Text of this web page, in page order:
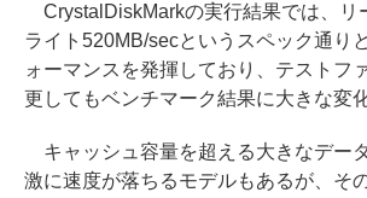
CrystalDiskMarkの実行結果では、リ
ライト520MB/secというスペック通り
ォーマンスを発揮しており、テストフ
更してもベンチマーク結果に大きな変
キャッシュ容量を超える大きなデー
激に速度が落ちるモデルもあるが、そ